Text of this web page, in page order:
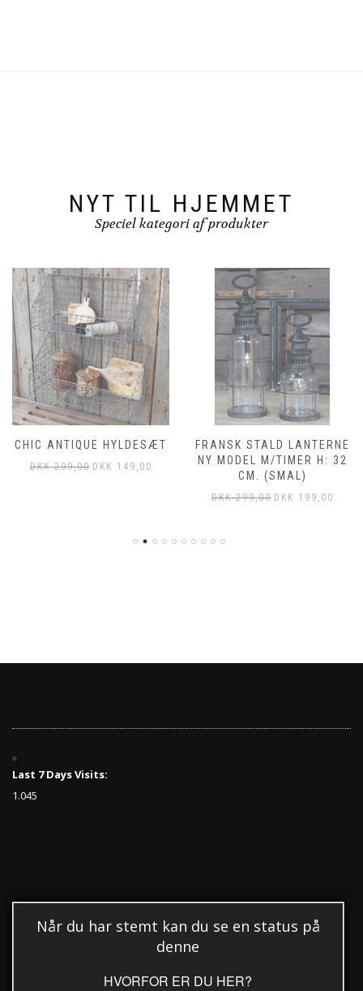
NYT TIL HJEMMET
Speciel kategori af produkter
CHIC ANTIQUE HYLDESÆT
DKK299,00 DKK 149,00
FRANSK STALD LANTERNE
NY MODEL M/TIMER H: 32
CM. (SMAL)
DKK299,00 DKK 199,00
Last 7 Days Visits:
1.045
Når du har stemt kan du se en status på
denne
HVORFOR ER DU HER?